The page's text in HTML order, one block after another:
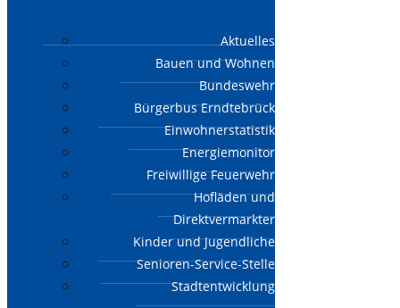
Aktuelles
Bauen und Wohnen
Bundeswehr
Bürgerbus Erndtebrück
Einwohnerstatistik
Energiemonitor
Freiwillige Feuerwehr
Hofläden und
Direktvermarkter
Kinder und Jugendliche
Senioren-Service-Stelle
Stadtentwicklung